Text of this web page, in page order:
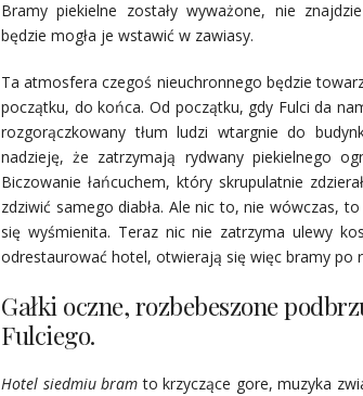
Bramy piekielne zostały wyważone, nie
będzie mogła je wstawić w zawiasy.
Ta atmosfera czegoś nieuchronnego będzie
początku, do końca. Od początku, gdy Fulci da
rozgorączkowany tłum ludzi wtargnie do
nadzieję, że zatrzymają rydwany piekielnego
Biczowanie łańcuchem, który skrupulatnie
zdziwić samego diabła. Ale nic to, nie wówczas,
się wyśmienita. Teraz nic nie zatrzyma ulewy
odrestaurować hotel, otwierają się więc bramy po
Gałki oczne, rozbebeszone
Fulciego.
Hotel siedmiu bram to krzyczące gore, muzyka